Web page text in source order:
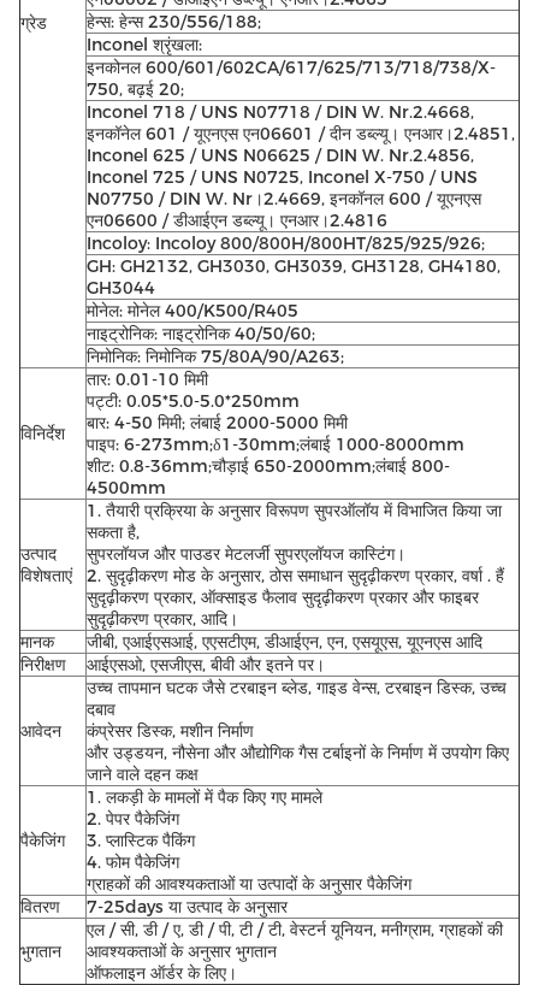
ग्रेड
हेन्स: हेन्स 230/556/188;
Inconel श्रृंखला:
इनकोनल 600/601/602CA/617/625/713/718/738/X-
750, बढ़ई 20;
Inconel 718 / UNS N07718 / DIN W. Nr.2.4668,
इनकॉनेल 601 / यूएनएस एन06601 / दीन डब्ल्यू। एनआर।2.4851,
Inconel 625 / UNS N06625 / DIN W. Nr.2.4856,
Inconel 725 / UNS N0725, Inconel X-750 / UNS
N07750 / DIN W. Nr।2.4669, इनकॉनल 600 / यूएनएस
एन06600 / डीआईएन डब्ल्यू। एनआर।2.4816
Incoloy: Incoloy 800/800H/800HT/825/925/926;
GH: GH2132, GH3030, GH3039, GH3128, GH4180,
GH3044
मोनेल: मोनेल 400/K500/R405
नाइट्रोनिक: नाइट्रोनिक 40/50/60;
निमोनिक: निमोनिक 75/80A/90/A263;
विनिर्देश
तार: 0.01-10 मिमी
पट्टी: 0.05*5.0-5.0*250mm
बार: 4-50 मिमी; लंबाई 2000-5000 मिमी
पाइप: 6-273mm;δ1-30mm;लंबाई 1000-8000mm
शीट: 0.8-36mm;चौड़ाई 650-2000mm;लंबाई 800-
4500mm
उत्पाद
विशेषताएं
1. तैयारी प्रक्रिया के अनुसार विरूपण सुपरऑलॉय में विभाजित किया जा
सकता है,
सुपरलॉयज और पाउडर मेटलर्जी सुपरएलॉयज कास्टिंग।
2. सुदृढ़ीकरण मोड के अनुसार, ठोस समाधान सुदृढ़ीकरण प्रकार, वर्षा . हैं
सुदृढ़ीकरण प्रकार, ऑक्साइड फैलाव सुदृढ़ीकरण प्रकार और फाइबर
सुदृढ़ीकरण प्रकार, आदि।
मानक
जीबी, एआईएसआई, एएसटीएम, डीआईएन, एन, एसयूएस, यूएनएस आदि
निरीक्षण
आईएसओ, एसजीएस, बीवी और इतने पर।
आवेदन
उच्च तापमान घटक जैसे टरबाइन ब्लेड, गाइड वेन्स, टरबाइन डिस्क, उच्च
दबाव
कंप्रेसर डिस्क, मशीन निर्माण
और उड्डयन, नौसेना और औद्योगिक गैस टर्बाइनों के निर्माण में उपयोग किए
जाने वाले दहन कक्ष
पैकेजिंग
1. लकड़ी के मामलों में पैक किए गए मामले
2. पेपर पैकेजिंग
3. प्लास्टिक पैकिंग
4. फोम पैकेजिंग
ग्राहकों की आवश्यकताओं या उत्पादों के अनुसार पैकेजिंग
वितरण
7-25days या उत्पाद के अनुसार
भुगतान
एल / सी, डी / ए, डी / पी, टी / टी, वेस्टर्न यूनियन, मनीग्राम, ग्राहकों की
आवश्यकताओं के अनुसार भुगतान
ऑफलाइन ऑर्डर के लिए।